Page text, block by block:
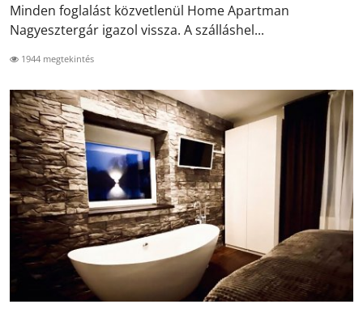
Minden foglalást közvetlenül Home Apartman
Nagyesztergár igazol vissza. A szálláshel...
1944 megtekintés